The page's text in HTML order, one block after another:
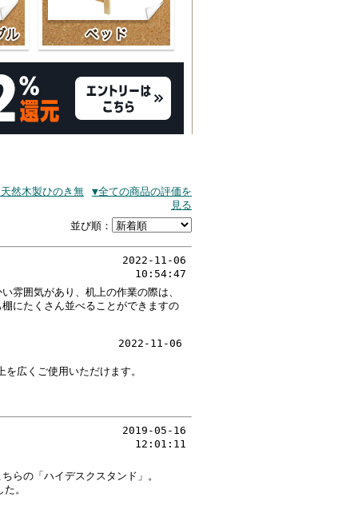
然木製ひのき無
▼全ての商品の評価を
見る
並び順：
2022-11-06
10:54:47
雰囲気があり、机上の作業の際は、
にたくさん並べることができますの
2022-11-06
広くご使用いただけます。
2019-05-16
12:01:11
らの「ハイデスクスタンド」。
。